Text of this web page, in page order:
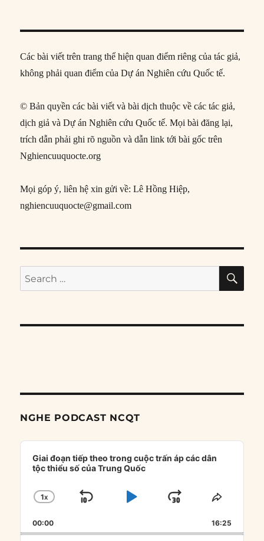
Các bài viết trên trang thể hiện quan điểm riêng của tác giả,
không phải quan điểm của Dự án Nghiên cứu Quốc tế.
© Bản quyền các bài viết và bài dịch thuộc về các tác giả,
dịch giả và Dự án Nghiên cứu Quốc tế. Mọi bài đăng lại,
trích dẫn phải ghi rõ nguồn và dẫn link tới bài gốc trên
Nghiencuuquocte.org
Mọi góp ý, liên hệ xin gửi về: Lê Hồng Hiệp,
nghiencuuquocte@gmail.com
Search
for:
NGHE PODCAST NCQT
Audio
Player
Giai đoạn tiếp theo trong cuộc trấn áp các dân
tộc thiểu số của Trung Quốc
CHANGE
RATE
1X
SKIP
PLAYJUMP
FORWARD
SHARE
00:00 16:25